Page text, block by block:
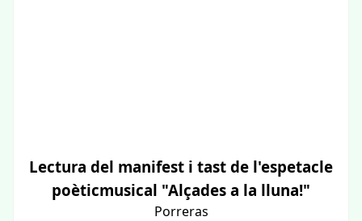
Lectura del manifest i tast de l'espetacle
poèticmusical "Alçades a la lluna!"
Porreras